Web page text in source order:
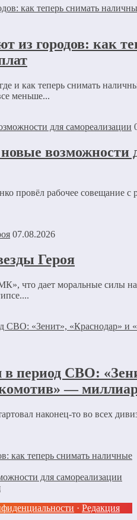
из городов: как
и как теперь снимать
меньше...
возможности
провёл рабочее совещание с
07.08.2026
Героя
что дает моральные
в период СВО:
—
наконец-то во всех
как теперь снимать наличные
для самореализации
· Редакция